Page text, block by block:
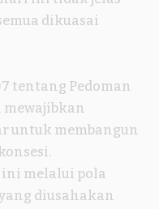
dikuasai
tentang Pedoman
mewajibkan
untuk membangun
ini melalui pola
diusahakan